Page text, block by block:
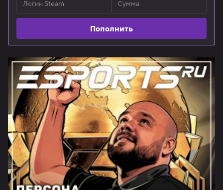
Пополнить